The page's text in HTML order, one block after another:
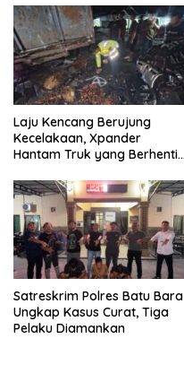
Laju Kencang Berujung
Kecelakaan, Xpander
Hantam Truk yang Berhenti
Satreskrim Polres Batu Bara
Ungkap Kasus Curat, Tiga
Pelaku Diamankan